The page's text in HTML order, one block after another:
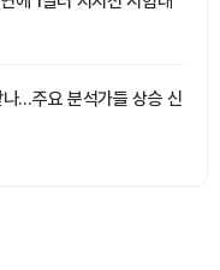
…주요 분석가들 상승 신